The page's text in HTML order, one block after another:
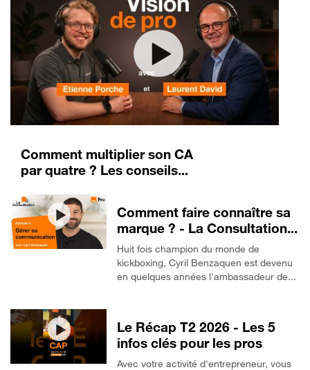
Comment multiplier son CA
par quatre ? Les conseils...
Comment faire connaître sa
marque ? - La Consultation...
Huit fois champion du monde de
kickboxing, Cyril Benzaquen est devenu
en quelques années l'ambassadeur de...
Le Récap T2 2026 - Les 5
infos clés pour les pros
Avec votre activité d'entrepreneur, vous